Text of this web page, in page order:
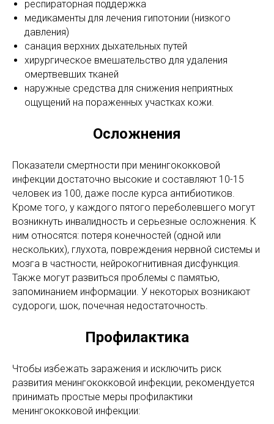
респираторная поддержка
медикаменты для лечения гипотонии (низкого
давления)
санация верхних дыхательных путей
хирургическое вмешательство для удаления
омертвевших тканей
наружные средства для снижения неприятных
ощущений на пораженных участках кожи.
Осложнения
Показатели смертности при менингококковой
инфекции достаточно высокие и составляют 10-15
человек из 100, даже после курса антибиотиков.
Кроме того, у каждого пятого переболевшего могут
возникнуть инвалидность и серьезные осложнения. К
ним относятся: потеря конечностей (одной или
нескольких), глухота, повреждения нервной системы и
мозга в частности, нейрокогнитивная дисфункция.
Также могут развиться проблемы с памятью,
запоминанием информации. У некоторых возникают
судороги, шок, почечная недостаточность.
Профилактика
Чтобы избежать заражения и исключить риск
развития менингококковой инфекции, рекомендуется
принимать простые меры профилактики
менингококковой инфекции: